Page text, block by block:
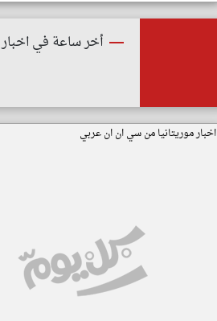
أخر ساعة في اخبار
اخبار موريتانيا من سي ان ان عربي